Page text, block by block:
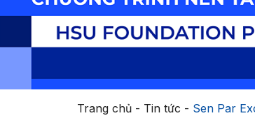
Trang chủ- Tin tức - Sen Par